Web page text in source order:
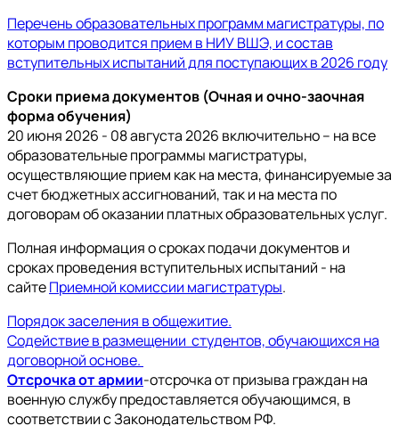
Перечень образовательных программ магистратуры, по
которым проводится прием в НИУ ВШЭ, и состав
вступительных испытаний для поступающих в 2026 году
Сроки приема документов (Очная и очно-заочная
форма обучения)
20 июня 2026 - 08 августа 2026 включительно – на все
образовательные программы магистратуры,
осуществляющие прием как на места, финансируемые за
счет бюджетных ассигнований, так и на места по
договорам об оказании платных образовательных услуг.
Полная информация о сроках подачи документов и
сроках проведения вступительных испытаний - на
сайтеПриемной комиссии магистратуры.
Порядок заселения в общежитие.
Содействие в размещении студентов, обучающихся на
договорной основе.
Отсрочка от армии-отсрочка от призыва граждан на
военную службу предоставляется обучающимся, в
соответствии с Законодательством РФ.